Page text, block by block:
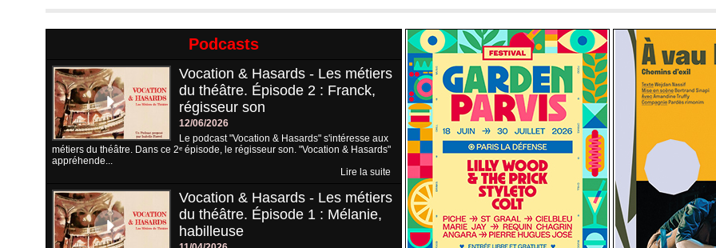
Podcasts
Vocation & Hasards - Les métiers
du théâtre. Épisode 2 : Franck,
régisseur son
12/06/2026
Le podcast "Vocation & Hasards" s'intéresse aux
métiers du théâtre. Dans ce 2ᵉ épisode, le régisseur son. "Vocation & Hasards"
appréhende...
Lire la suite
Vocation & Hasards - Les métiers
du théâtre. Épisode 1 : Mélanie,
habilleuse